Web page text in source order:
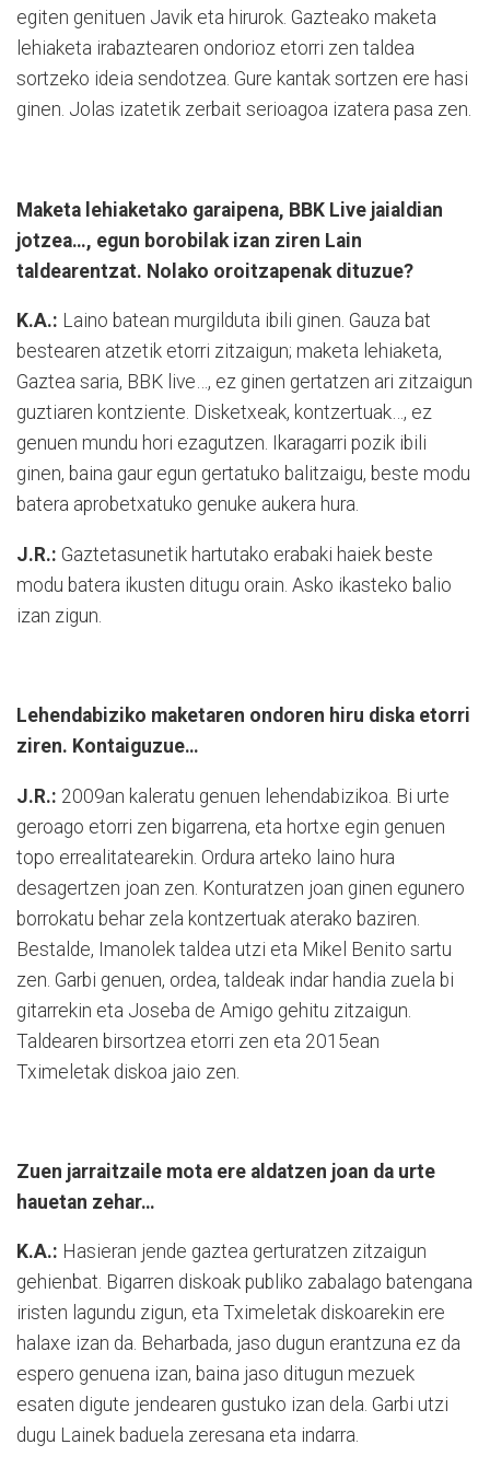
egiten genituen Javik eta hirurok. Gazteako maketa
lehiaketa irabaztearen ondorioz etorri zen taldea
sortzeko ideia sendotzea. Gure kantak sortzen ere hasi
ginen. Jolas izatetik zerbait serioagoa izatera pasa zen.
Maketa lehiaketako garaipena, BBK Live jaialdian
jotzea…, egun borobilak izan ziren Lain
taldearentzat. Nolako oroitzapenak dituzue?
K.A.: Laino batean murgilduta ibili ginen. Gauza bat
bestearen atzetik etorri zitzaigun; maketa lehiaketa,
Gaztea saria, BBK live…, ez ginen gertatzen ari zitzaigun
guztiaren kontziente. Disketxeak, kontzertuak…, ez
genuen mundu hori ezagutzen. Ikaragarri pozik ibili
ginen, baina gaur egun gertatuko balitzaigu, beste modu
batera aprobetxatuko genuke aukera hura.
J.R.: Gaztetasunetik hartutako erabaki haiek beste
modu batera ikusten ditugu orain. Asko ikasteko balio
izan zigun.
Lehendabiziko maketaren ondoren hiru diska etorri
ziren. Kontaiguzue…
J.R.: 2009an kaleratu genuen lehendabizikoa. Bi urte
geroago etorri zen bigarrena, eta hortxe egin genuen
topo errealitatearekin. Ordura arteko laino hura
desagertzen joan zen. Konturatzen joan ginen egunero
borrokatu behar zela kontzertuak aterako baziren.
Bestalde, Imanolek taldea utzi eta Mikel Benito sartu
zen. Garbi genuen, ordea, taldeak indar handia zuela bi
gitarrekin eta Joseba de Amigo gehitu zitzaigun.
Taldearen birsortzea etorri zen eta 2015ean
Tximeletak diskoa jaio zen.
Zuen jarraitzaile mota ere aldatzen joan da urte
hauetan zehar…
K.A.: Hasieran jende gaztea gerturatzen zitzaigun
gehienbat. Bigarren diskoak publiko zabalago batengana
iristen lagundu zigun, eta Tximeletak diskoarekin ere
halaxe izan da. Beharbada, jaso dugun erantzuna ez da
espero genuena izan, baina jaso ditugun mezuek
esaten digute jendearen gustuko izan dela. Garbi utzi
dugu Lainek baduela zeresana eta indarra.